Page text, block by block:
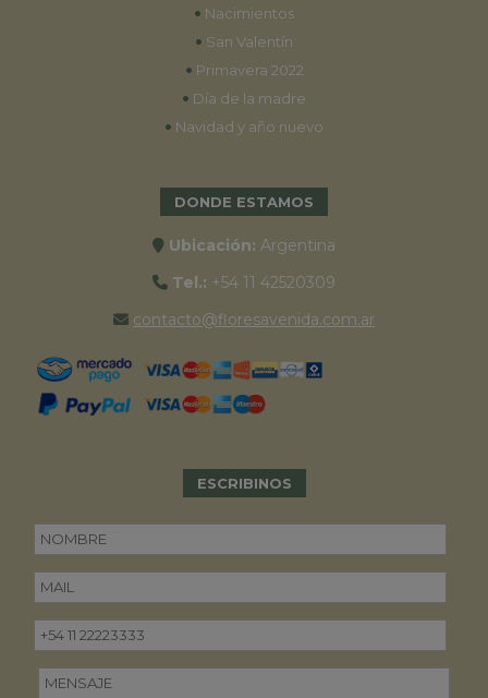
• Nacimientos
• San Valentín
• Primavera 2022
• Día de la madre
• Navidad y año nuevo
DONDE ESTAMOS
Ubicación: Argentina
Tel.: +54 11 42520309
contacto@floresavenida.com.ar
ESCRIBINOS